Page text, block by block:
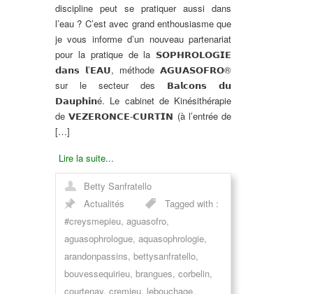
discipline peut se pratiquer aussi dans
l’eau ? C’est avec grand enthousiasme que
je vous informe d’un nouveau partenariat
pour la pratique de la 𝗦𝗢𝗣𝗛𝗥𝗢𝗟𝗢𝗚𝗜𝗘
𝗱𝗮𝗻𝘀 𝗹’𝗘𝗔𝗨, méthode 𝗔𝗚𝗨𝗔𝗦𝗢𝗙𝗥𝗢®
sur le secteur des 𝗕𝗮𝗹𝗰𝗼𝗻𝘀 𝗱𝘂
𝗗𝗮𝘂𝗽𝗵𝗶𝗻é. Le cabinet de Kinésithérapie
de 𝗩𝗘𝗭𝗘𝗥𝗢𝗡𝗖𝗘-𝗖𝗨𝗥𝗧𝗜𝗡 (à l’entrée de
[…]
Lire la suite...
Betty Sanfratello
Actualités
Tagged with :
#creysmepieu, aguasofro,
aguasophrologue, aquasophrologie,
arandonpassins, bettysanfratello,
bouvessequirieu, brangues, corbelin,
courtenay, cremieu, lebouchage,